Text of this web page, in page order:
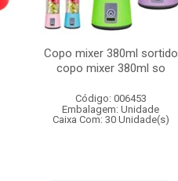
Copo mixer 380ml sortido
copo mixer 380ml so
Código: 006453
Embalagem: Unidade
Caixa Com: 30 Unidade(s)